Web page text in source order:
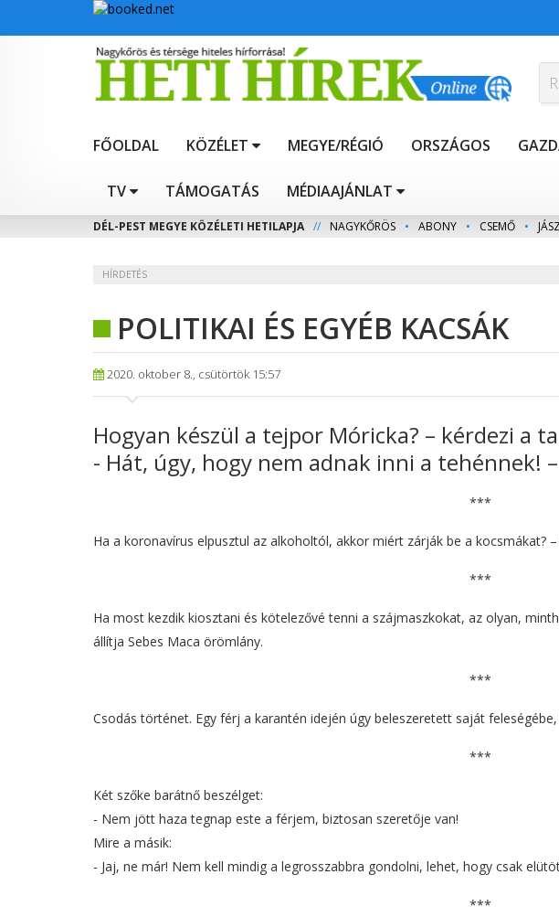
FŐOLDAL KÖZÉLET MEGYE/RÉGIÓ ORSZÁGOS
TV TÁMOGATÁS MÉDIAAJÁNLAT
DÉL-PEST MEGYE KÖZÉLETI HETILAPJA // NAGYKŐRÖS • ABONY • CSEMŐ •
HÍRDETÉS
POLITIKAI ÉS EGYÉB KACSÁK
2020. oktober 8., csütörtök 15:57
Hogyan készül a tejpor Móricka? – kérdezi a
- Hát, úgy, hogy nem adnak inni a tehénnek!
***
Ha a koronavírus elpusztul az alkoholtól, akkor miért zárják be a kocsmákat?
***
Ha most kezdik kiosztani és kötelezővé tenni a szájmaszkokat, az olyan,
állítja Sebes Maca örömlány.
***
Csodás történet. Egy férj a karantén idején úgy beleszeretett saját
***
Két szőke barátnő beszélget:
- Nem jött haza tegnap este a férjem, biztosan szeretője van!
Mire a másik:
- Jaj, ne már! Nem kell mindig a legrosszabbra gondolni, lehet, hogy csak
***